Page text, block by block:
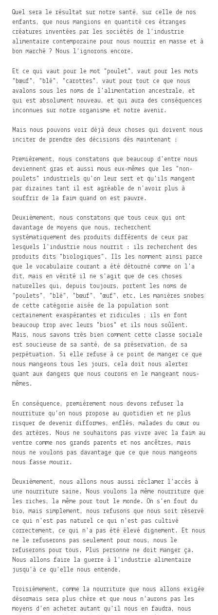
Quel sera le résultat sur notre santé, sur celle de nos
enfants, que nous mangions en quantité ces étranges
créatures inventées par les sociétés de l'industrie
alimentaire contemporaine pour nous nourrir en masse et à
bon marché ? Nous l'ignorons encore.
Et ce qui vaut pour le mot "poulet", vaut pour les mots
"bœuf", "blé", "carottes", vaut pour tout ce que nous
avalons sous les noms de l'alimentation ancestrale, et
qui est absolument nouveau, et qui aura des conséquences
inconnues sur notre organisme et notre avenir.
Mais nous pouvons voir déjà deux choses qui doivent nous
inciter de prendre des décisions dès maintenant :
Premièrement, nous constatons que beaucoup d'entre nous
deviennent gras et aussi mous eux-mêmes que les "non-
poulets" industriels qu'on leur sert et qu'ils mangent
par dizaines tant il est agréable de n'avoir plus à
souffrir de la faim quand on est pauvre.
Deuxièmement, nous constatons que tous ceux qui ont
davantage de moyens que nous, recherchent
systématiquement des produits différents de ceux par
lesquels l'industrie nous nourrit : ils recherchent des
produits dits "biologiques". Ils les nomment ainsi parce
que le vocabulaire courant a été détourné comme on l'a
dit, mais en vérité il ne s'agit que de ces choses
naturelles qui, depuis toujours, portent les noms de
"poulets", "blé", "bœuf", "œuf", etc. Les manières snobes
de cette catégorie aisée de la population sont
certainement exaspérantes et ridicules ; ils en font
beaucoup trop avec leurs "bios" et ils nous soûlent.
Mais, nous savons très bien comment cette classe sociale
est soucieuse de sa santé, de sa préservation, de sa
perpétuation. Si elle refuse à ce point de manger ce que
nous mangeons tous les jours, cela doit nous alerter
quant aux dangers que nous courons en le mangeant nous-
mêmes.
En conséquence, premièrement nous devons refuser la
nourriture qu'on nous propose au quotidien et ne plus
risquer de devenir difformes, enflés, malades du cœur ou
des artères. Nous ne souhaitons pas vivre avec la faim au
ventre comme nos grands parents et nos ancêtres, mais
nous ne voulons pas davantage que ce que nous mangeons
nous fasse mourir.
Deuxièmement, nous allons nous aussi réclamer l’accès à
une nourriture saine. Nous voulons la même nourriture que
les riches, la même pour tout le monde. On s'en fout du
bio, mais simplement, nous refusons que nous soit réservé
ce qui n'est pas naturel ce qui n'est pas cultivé
correctement, ce qui n'a pas été élevé dignement. Et nous
ne le refuserons pas seulement pour nous, nous le
refuserons pour tous. Plus personne ne doit manger ça.
Nous allons faire la guerre à l'industrie alimentaire
jusqu'à ce qu'elle nous entende.
Troisièmement, comme la nourriture que nous allons exigée
désormais sera plus chère et que nous n'aurons pas les
moyens d'en acheter autant qu'il nous en faudra, nous